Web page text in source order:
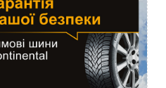
CONTINENTAL
для наружной рекламы